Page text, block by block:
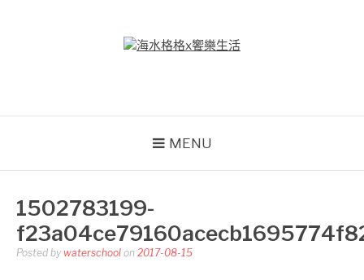
MENU
1502783199-
Posted by waterschool on 2017-08-15